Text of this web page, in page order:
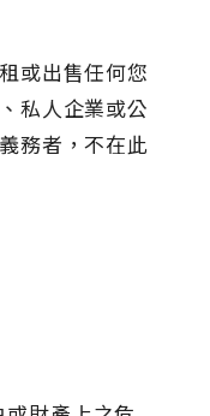
或出售任何您
私人企業或公
務者，不在此